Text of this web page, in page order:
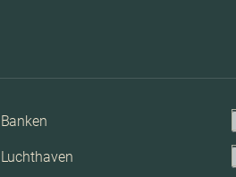
Banken
Luchthaven